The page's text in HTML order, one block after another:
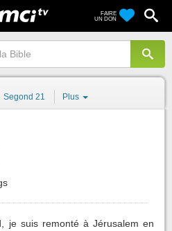
FAIRE
UN DON
Segond 21 Plus
je suis remonté à Jérusalem en